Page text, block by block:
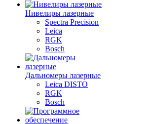
Нивелиры лазерные
Spectra Precision
Leica
RGK
Bosch
Дальномеры лазерные
Leica DISTO
RGK
Bosch